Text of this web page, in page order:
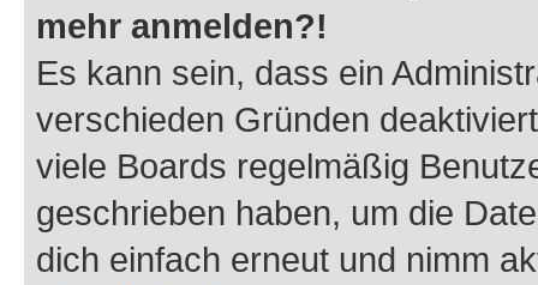
mehr anmelden?!
Es kann sein, dass ein
verschieden Gründen
viele Boards regelmäßig
geschrieben haben, um die
dich einfach erneut und nimm